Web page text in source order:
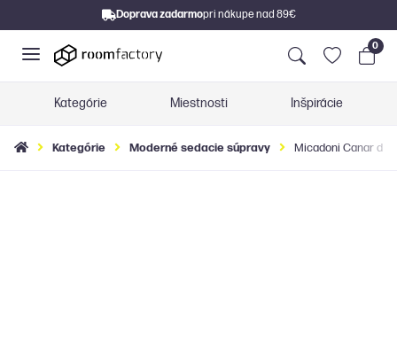
Doprava zadarmopri nákupe nad 89€
0
Kategórie Miestnosti Inšpirácie
Kategórie Moderné sedacie súpravy Micadoni Canar